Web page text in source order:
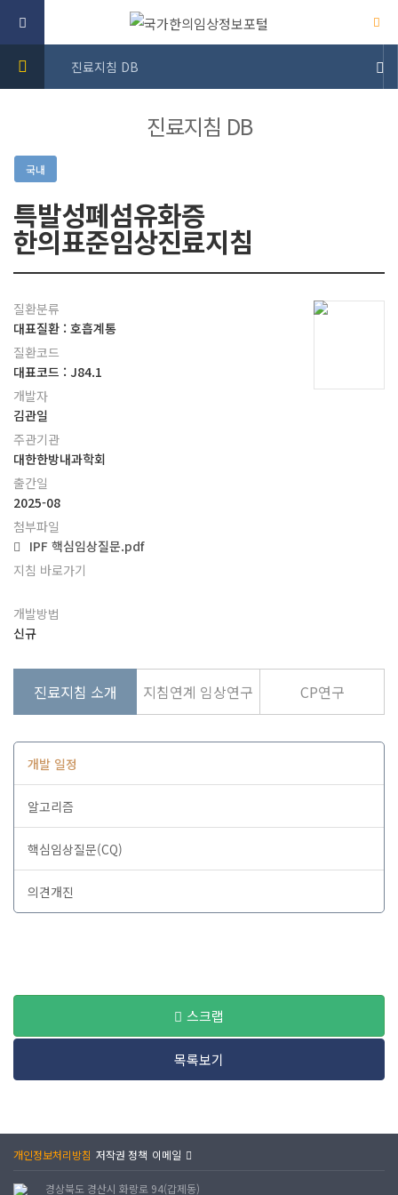
진료지침 DB
진료지침 DB
국내
특발성폐섬유화증
한의표준임상진료지침
질환분류
대표질환 : 호흡계통
질환코드
대표코드 : J84.1
개발자
김관일
주관기관
대한한방내과학회
출간일
2025-08
첨부파일
IPF 핵심임상질문.pdf
지침 바로가기
개발방법
신규
진료지침 소개 지침연계 임상연구 CP연구
개발 일정
알고리즘
핵심임상질문(CQ)
의견개진
스크랩
목록보기
개인정보처리방침 저작권 정책 이메일
경상북도 경산시 화랑로 94(갑제동)